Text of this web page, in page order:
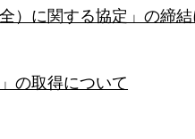
）に関する協定」の締
の取得について